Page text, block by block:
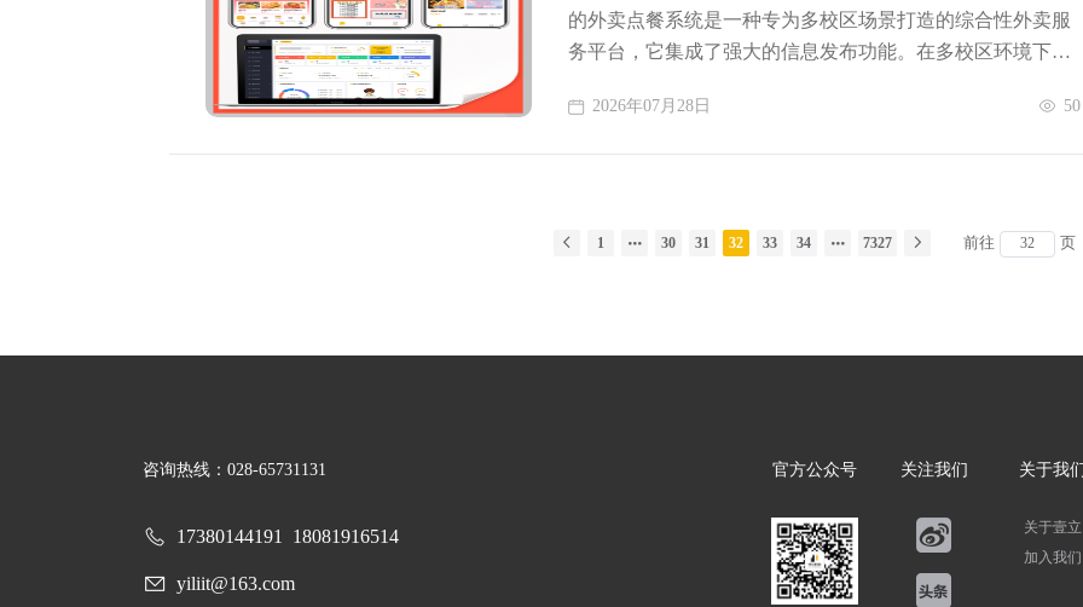
的外卖点餐系统是一种专为多校区场景打造的综合性外卖服
务平台，它集成了强大的信息发布功能。在多校区环境下，
2026年07月28日 50
1 30 31 32 33 34 7327 前往 页
咨询热线：028-65731131
17380144191 18081916514
yiliit@163.com
官方公众号 关注我们 关于我
关于壹立
加入我们